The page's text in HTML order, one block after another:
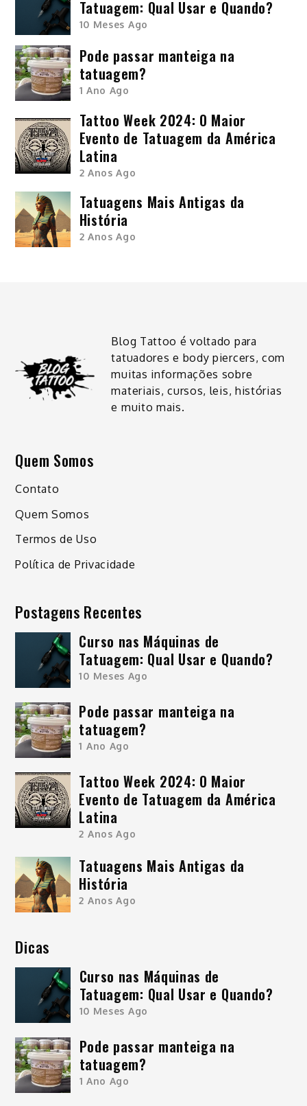
Tatuagem: Qual Usar e Quando?
10 Meses Ago
Pode passar manteiga na
tatuagem?
1 Ano Ago
Tattoo Week 2024: O Maior
Evento de Tatuagem da América
Latina
2 Anos Ago
Tatuagens Mais Antigas da
História
2 Anos Ago
Blog Tattoo é voltado para
tatuadores e body piercers, com
muitas informações sobre
materiais, cursos, leis, histórias
e muito mais.
Quem Somos
Contato
Quem Somos
Termos de Uso
Política de Privacidade
Postagens Recentes
Curso nas Máquinas de
Tatuagem: Qual Usar e Quando?
10 Meses Ago
Pode passar manteiga na
tatuagem?
1 Ano Ago
Tattoo Week 2024: O Maior
Evento de Tatuagem da América
Latina
2 Anos Ago
Tatuagens Mais Antigas da
História
2 Anos Ago
Dicas
Curso nas Máquinas de
Tatuagem: Qual Usar e Quando?
10 Meses Ago
Pode passar manteiga na
tatuagem?
1 Ano Ago